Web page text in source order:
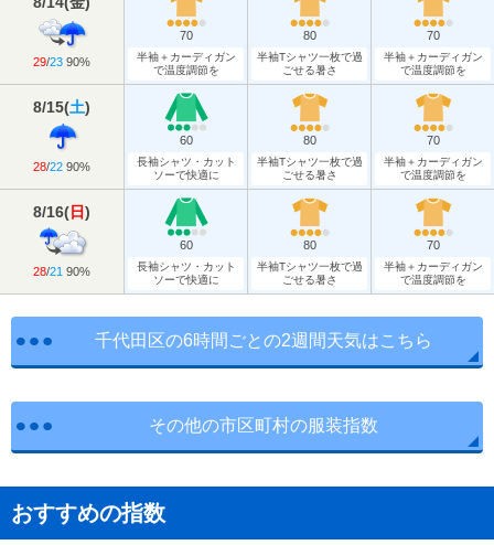
29/23 90%
70
半袖＋カーディガン
で温度調節を
80
半袖Tシャツ一枚で過
ごせる暑さ
70
半袖＋カーディガン
で温度調節を
8/15(土)
28/22 90%
60
長袖シャツ・カット
ソーで快適に
80
半袖Tシャツ一枚で過
ごせる暑さ
70
半袖＋カーディガン
で温度調節を
8/16(日)
28/21 90%
60
長袖シャツ・カット
ソーで快適に
80
半袖Tシャツ一枚で過
ごせる暑さ
70
半袖＋カーディガン
で温度調節を
千代田区の6時間ごとの2週間天気はこちら
その他の市区町村の服装指数
おすすめの指数